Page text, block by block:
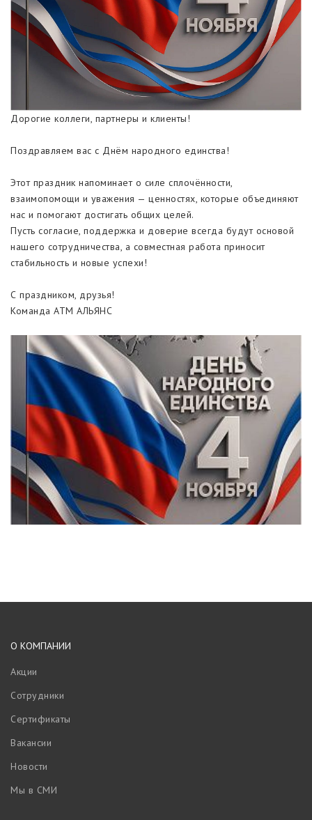
Дорогие коллеги, партнеры и клиенты!
Поздравляем вас с Днём народного единства!
Этот праздник напоминает о силе сплочённости,
взаимопомощи и уважения — ценностях, которые объединяют
нас и помогают достигать общих целей.
Пусть согласие, поддержка и доверие всегда будут основой
нашего сотрудничества, а совместная работа приносит
стабильность и новые успехи!
С праздником, друзья!
Команда АТМ АЛЬЯНС
О КОМПАНИИ
Акции
Сотрудники
Сертификаты
Вакансии
Новости
Мы в СМИ